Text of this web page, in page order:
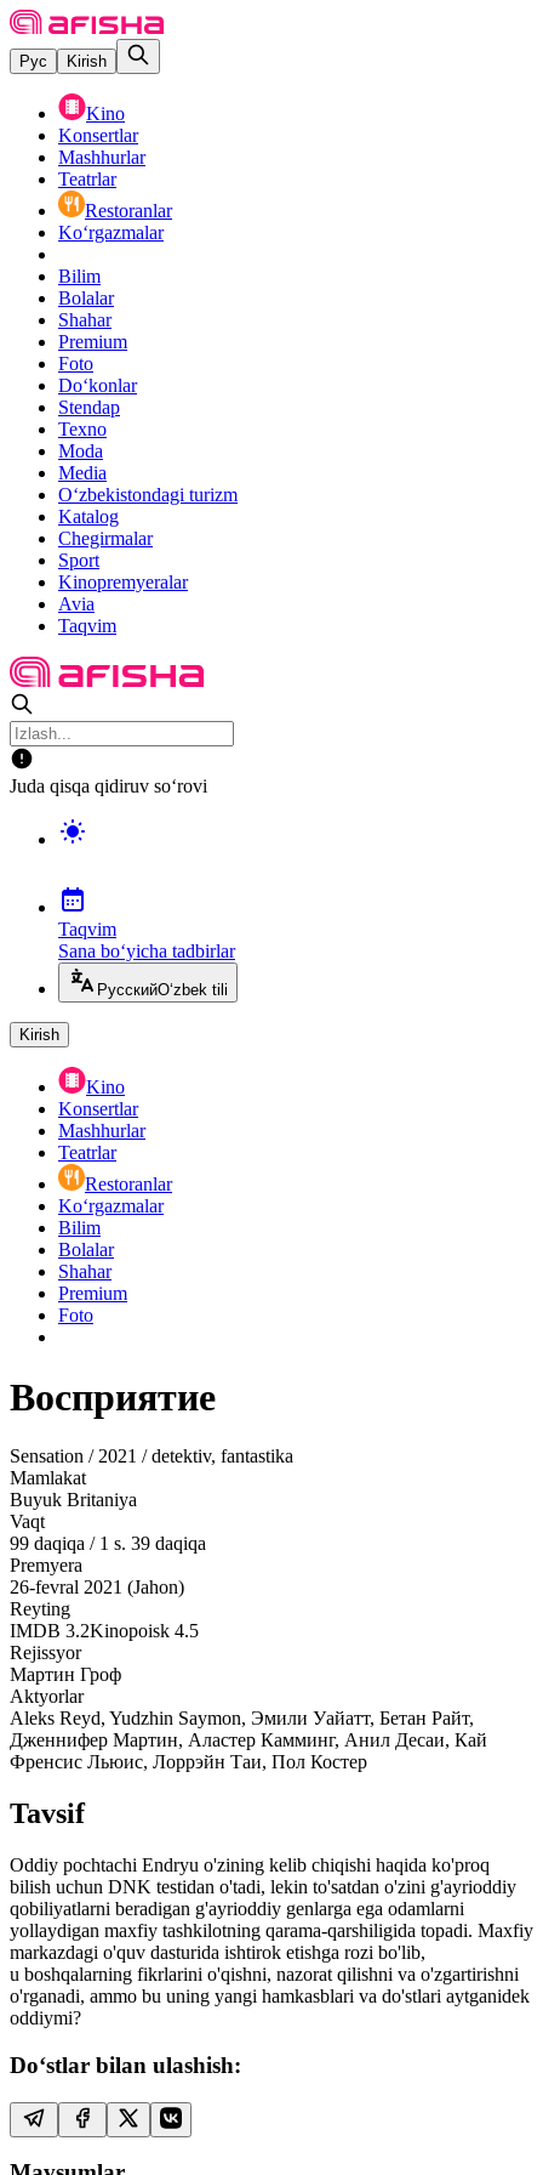
Рус Kirish
Kino
Konsertlar
Mashhurlar
Teatrlar
Restoranlar
Ko‘rgazmalar
Bilim
Bolalar
Shahar
Premium
Foto
Do‘konlar
Stendap
Texno
Moda
Media
O‘zbekistondagi turizm
Katalog
Chegirmalar
Sport
Kinopremyeralar
Avia
Taqvim
Juda qisqa qidiruv so‘rovi
Taqvim
Sana bo‘yicha tadbirlar
РусскийO‘zbek tili
Kirish
Kino
Konsertlar
Mashhurlar
Teatrlar
Restoranlar
Ko‘rgazmalar
Bilim
Bolalar
Shahar
Premium
Foto
Восприятие
Sensation / 2021 / detektiv, fantastika
Mamlakat
Buyuk Britaniya
Vaqt
99 daqiqa / 1 s. 39 daqiqa
Premyera
26-fevral 2021 (Jahon)
Reyting
IMDB 3.2Kinopoisk 4.5
Rejissyor
Мартин Гроф
Aktyorlar
Aleks Reyd, Yudzhin Saymon, Эмили Уайатт, Бетан Райт,
Дженнифер Мартин, Аластер Камминг, Анил Десаи, Кай
Френсис Льюис, Лоррэйн Таи, Пол Костер
Tavsif
Oddiy pochtachi Endryu o'zining kelib chiqishi haqida ko'proq
bilish uchun DNK testidan o'tadi, lekin to'satdan o'zini g'ayrioddiy
qobiliyatlarni beradigan g'ayrioddiy genlarga ega odamlarni
yollaydigan maxfiy tashkilotning qarama-qarshiligida topadi. Maxfiy
markazdagi o'quv dasturida ishtirok etishga rozi bo'lib,
u boshqalarning fikrlarini o'qishni, nazorat qilishni va o'zgartirishni
o'rganadi, ammo bu uning yangi hamkasblari va do'stlari aytganidek
oddiymi?
Do‘stlar bilan ulashish: